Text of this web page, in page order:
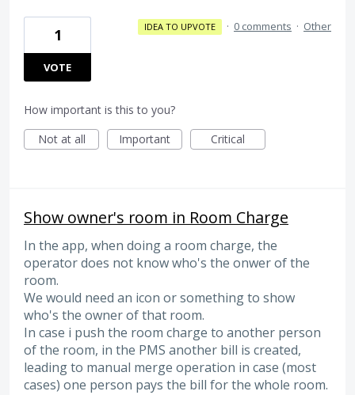
1
VOTE
IDEA TO UPVOTE · 0 comments · Other
How important is this to you?
Not at all
Important Critical
Show owner's room in Room Charge
In the app, when doing a room charge, the
operator does not know who's the onwer of the
room.
We would need an icon or something to show
who's the owner of that room.
In case i push the room charge to another person
of the room, in the PMS another bill is created,
leading to manual merge operation in case (most
cases) one person pays the bill for the whole room.